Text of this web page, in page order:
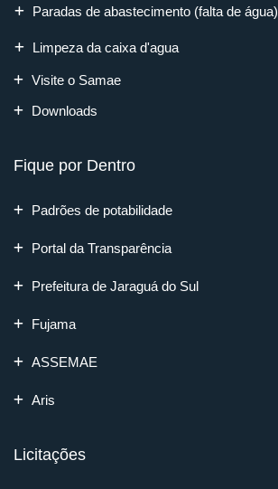
Paradas de abastecimento (falta de água)
Limpeza da caixa d'agua
Visite o Samae
Downloads
Fique por Dentro
Padrões de potabilidade
Portal da Transparência
Prefeitura de Jaraguá do Sul
Fujama
ASSEMAE
Aris
Licitações